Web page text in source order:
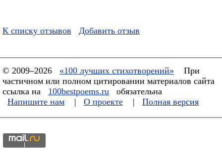
К списку отзывов Добавить отзыв
© 2009–2026 «100 лучших стихотворений»
При
частичном или полном цитировании материалов сайта
ссылка на
100bestpoems.ru
обязательна
Напишите нам
| О проекте | Полная версия